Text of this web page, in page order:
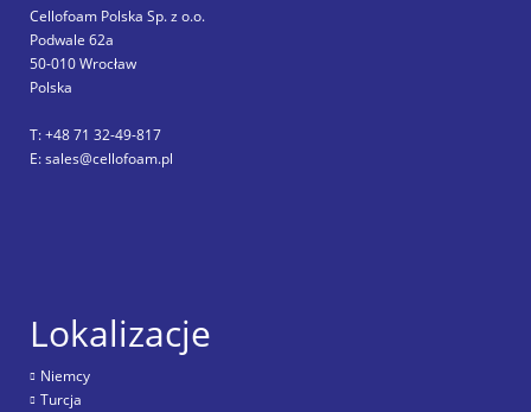
Cellofoam Polska Sp. z o.o.
Podwale 62a
50-010 Wrocław
Polska
T: +48 71 32-49-817
E: sales@cellofoam.pl
Lokalizacje
Niemcy
Turcja